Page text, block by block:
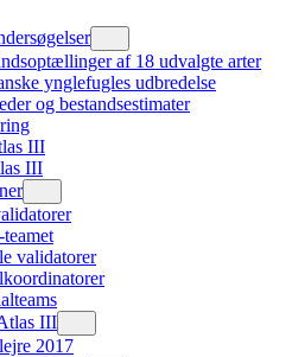
af 18 udvalgte arter
ynglefugles udbredelse
og bestandsestimater
III
III
validatorer
III
2017